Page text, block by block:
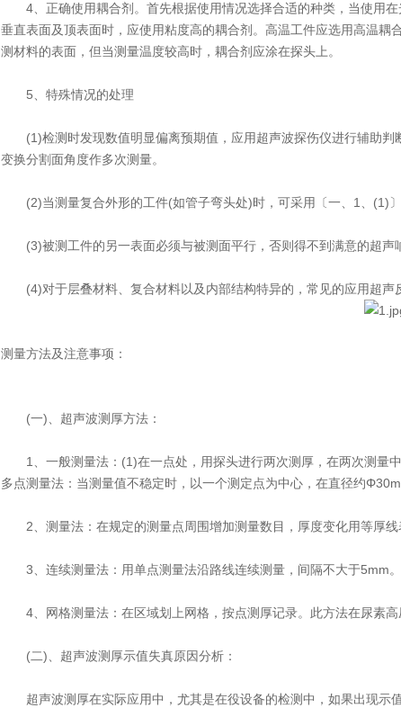
4、正确使用耦合剂。首先根据使用情况选择合适的种类，当使用在
垂直表面及顶表面时，应使用粘度高的耦合剂。高温工件应选用高温
测材料的表面，但当测量温度较高时，耦合剂应涂在探头上。
5、特殊情况的处理
(1)检测时发现数值明显偏离预期值，应用超声波探伤仪进行辅助判
变换分割面角度作多次测量。
(2)当测量复合外形的工件(如管子弯头处)时，可采用〔一、1、(1)〕
(3)被测工件的另一表面必须与被测面平行，否则得不到满意的超声
(4)对于层叠材料、复合材料以及内部结构特异的，常见的应用超声
测量方法及注意事项：
(一)、超声波测厚方法：
1、一般测量法：(1)在一点处，用探头进行两次测厚，在两次测量
多点测量法：当测量值不稳定时，以一个测定点为中心，在直径约
2、测量法：在规定的测量点周围增加测量数目，厚度变化用等厚线
3、连续测量法：用单点测量法沿路线连续测量，间隔不大于5mm。
4、网格测量法：在区域划上网格，按点测厚记录。此方法在尿素高
(二)、超声波测厚示值失真原因分析：
超声波测厚在实际应用中，尤其是在役设备的检测中，如果出现示